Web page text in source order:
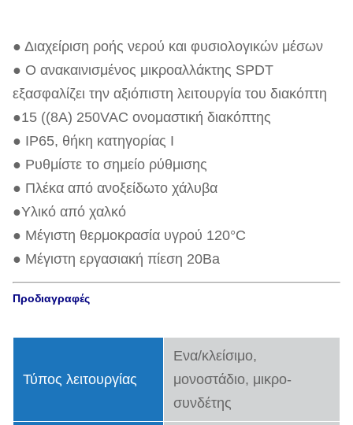
● Διαχείριση ροής νερού και φυσιολογικών μέσων
● Ο ανακαινισμένος μικροαλλάκτης SPDT
εξασφαλίζει την αξιόπιστη λειτουργία του διακόπτη
●15 ((8A) 250VAC ονομαστική διακόπτης
● IP65, θήκη κατηγορίας Ι
● Ρυθμίστε το σημείο ρύθμισης
● Πλέκα από ανοξείδωτο χάλυβα
●Υλικό από χαλκό
● Μέγιστη θερμοκρασία υγρού 120°C
● Μέγιστη εργασιακή πίεση 20Ba
Προδιαγραφές
Τύπος λειτουργίας
Ενα/κλείσιμο,
μονοστάδιο, μικρο-
συνδέτης